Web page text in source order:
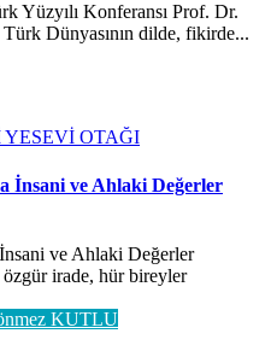
Yüzyılı Konferansı Prof. Dr.
Dünyasının dilde, fikirde...
OTAĞI
İnsani ve Ahlaki Değerler
İnsani ve Ahlaki Değerler
irade, hür bireyler
KUTLU